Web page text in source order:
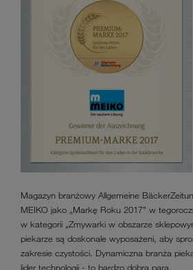
Magazyn branżowy Allgemeine
MEIKO jako „Markę Roku 2017” w
w kategorii „Zmywarki w obszarze
piekarze są doskonale wyposażeni, aby
zakresie czystości. Dynamiczna branża
lider technologii - to bardzo dobra para.